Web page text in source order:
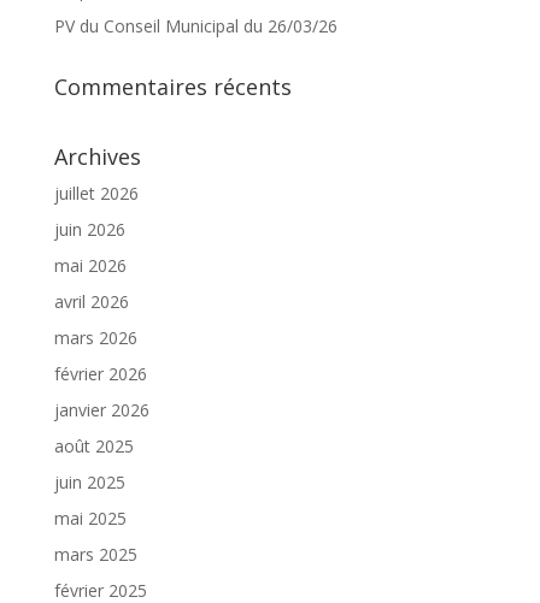
PV du Conseil Municipal du 26/03/26
Commentaires récents
Archives
juillet 2026
juin 2026
mai 2026
avril 2026
mars 2026
février 2026
janvier 2026
août 2025
juin 2025
mai 2025
mars 2025
février 2025